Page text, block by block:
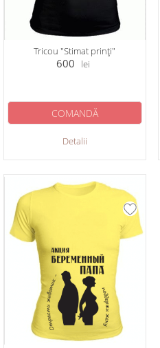
Tricou "Stimat prinți"
600 lei
Detalii
COMANDĂ